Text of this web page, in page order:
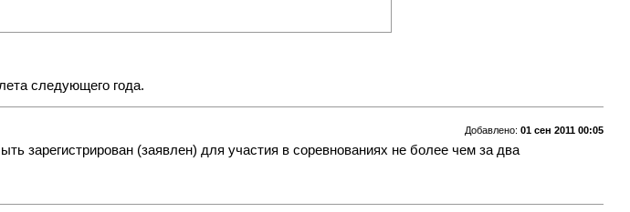
следующего года.
Добавлено: 01 сен 2011 00:05
зарегистрирован (заявлен) для участия в соревнованиях не более чем за два